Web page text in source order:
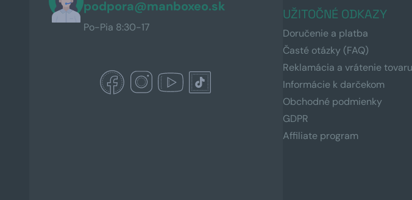
podpora@manboxeo.sk
Po-Pia 8:30-17
UŽITOČNÉ ODKAZY
Doručenie a platba
Časté otázky (FAQ)
Reklamácia a vrátenie tovaru
Informácie k darčekom
Obchodné podmienky
GDPR
Affiliate program